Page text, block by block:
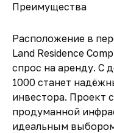
Преимущества
Расположение в
Land Residence
спрос на аренду. С
1000 станет
инвестора. Проект
продуманной
идеальным